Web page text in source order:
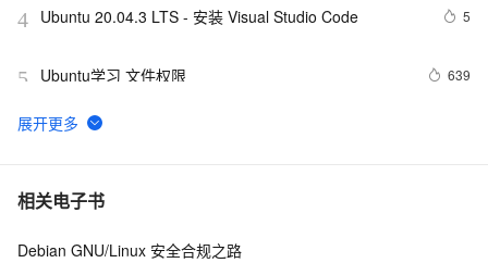
4 Ubuntu 20.04.3 LTS - 安装 Visual Studio Code 5
5 Ubuntu学习 文件权限 639
6 Ubuntu Touch将支持用户数据加密：目前暂无时间表
7 在Ubuntu平台搭建RTMP直播服务器使用SRS简要指南
8 ubuntu22/20 安装macos 主题桌面
相关电子书
Debian GNU/Linux 安全合规之路